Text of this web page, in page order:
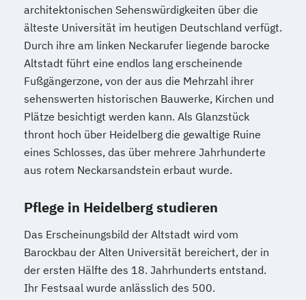
architektonischen Sehenswürdigkeiten über die
älteste Universität im heutigen Deutschland verfügt.
Durch ihre am linken Neckarufer liegende barocke
Altstadt führt eine endlos lang erscheinende
Fußgängerzone, von der aus die Mehrzahl ihrer
sehenswerten historischen Bauwerke, Kirchen und
Plätze besichtigt werden kann. Als Glanzstück
thront hoch über Heidelberg die gewaltige Ruine
eines Schlosses, das über mehrere Jahrhunderte
aus rotem Neckarsandstein erbaut wurde.
Pflege in Heidelberg studieren
Das Erscheinungsbild der Altstadt wird vom
Barockbau der Alten Universität bereichert, der in
der ersten Hälfte des 18. Jahrhunderts entstand.
Ihr Festsaal wurde anlässlich des 500.